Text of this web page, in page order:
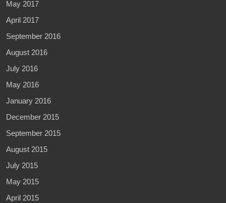
May 2017
April 2017
September 2016
August 2016
July 2016
May 2016
January 2016
December 2015
September 2015
August 2015
July 2015
May 2015
April 2015